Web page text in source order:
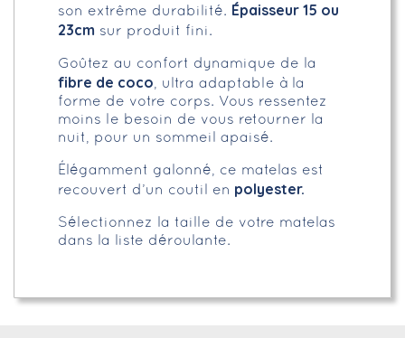
son extrême durabilité. Épaisseur 15 ou
23cm sur produit fini.
Goûtez au confort dynamique de la
fibre de coco, ultra adaptable à la
forme de votre corps. Vous ressentez
moins le besoin de vous retourner la
nuit, pour un sommeil apaisé.
Élégamment galonné, ce matelas est
recouvert d’un coutil en polyester.
Sélectionnez la taille de votre matelas
dans la liste déroulante.